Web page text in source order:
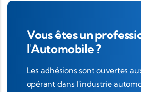
Vous êtes un
l'Automobile ?
Les adhésions sont ouvertes
opérant dans l'industrie